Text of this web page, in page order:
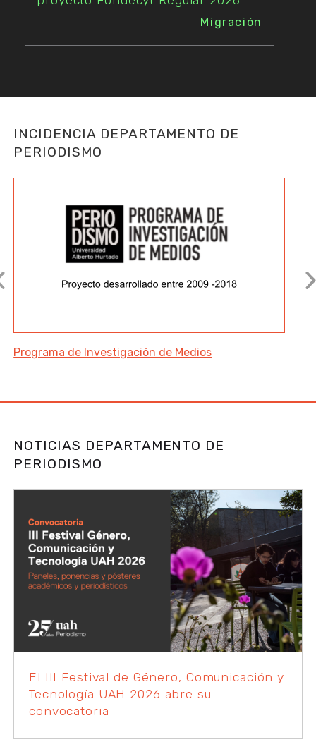
Migración
INCIDENCIA DEPARTAMENTO DE
PERIODISMO
Programa de Investigación de Medios
NOTICIAS DEPARTAMENTO DE
PERIODISMO
El III Festival de Género, Comunicación y
Tecnología UAH 2026 abre su
convocatoria